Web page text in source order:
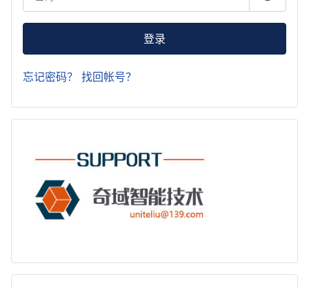
显示密
登录
忘记密码？ 找回帐号？